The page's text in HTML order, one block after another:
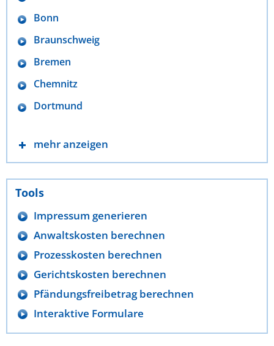
Bonn
Braunschweig
Bremen
Chemnitz
Dortmund
mehr anzeigen
Tools
Impressum generieren
Anwaltskosten berechnen
Prozesskosten berechnen
Gerichtskosten berechnen
Pfändungsfreibetrag berechnen
Interaktive Formulare